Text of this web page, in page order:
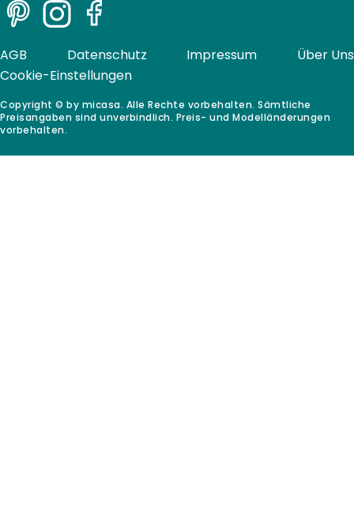
PinterestInstagramFacebook
Copyright © by micasa. Alle Rechte vorbehalten. Sämtliche
Preisangaben sind unverbindlich. Preis- und Modelländerungen
vorbehalten.
AGB Datenschutz Impressum
Über Uns
Cookie-Einstellungen